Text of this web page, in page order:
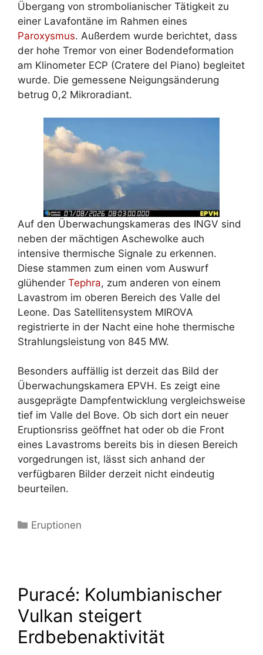
Übergang von strombolianischer Tätigkeit zu
einer Lavafontäne im Rahmen eines
Paroxysmus. Außerdem wurde berichtet, dass
der hohe Tremor von einer Bodendeformation
am Klinometer ECP (Cratere del Piano) begleitet
wurde. Die gemessene Neigungsänderung
betrug 0,2 Mikroradiant.
Auf den Überwachungskameras des INGV sind
neben der mächtigen Aschewolke auch
intensive thermische Signale zu erkennen.
Diese stammen zum einen vom Auswurf
glühender Tephra, zum anderen von einem
Lavastrom im oberen Bereich des Valle del
Leone. Das Satellitensystem MIROVA
registrierte in der Nacht eine hohe thermische
Strahlungsleistung von 845 MW.
Besonders auffällig ist derzeit das Bild der
Überwachungskamera EPVH. Es zeigt eine
ausgeprägte Dampfentwicklung vergleichsweise
tief im Valle del Bove. Ob sich dort ein neuer
Eruptionsriss geöffnet hat oder ob die Front
eines Lavastroms bereits bis in diesen Bereich
vorgedrungen ist, lässt sich anhand der
verfügbaren Bilder derzeit nicht eindeutig
beurteilen.
Kategorien
Eruptionen
Puracé: Kolumbianischer
Vulkan steigert
Erdbebenaktivität